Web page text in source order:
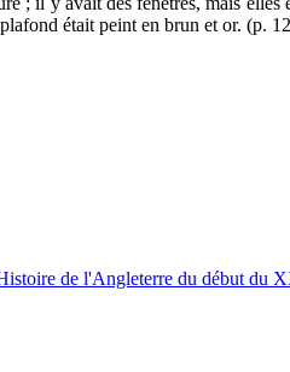
était peint en brun et or. (p.
de l'Angleterre du début du